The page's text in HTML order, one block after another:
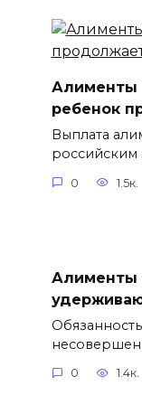
Алименты
ребенок
Выплата
российским
0 1.5к.
Алименты
0 1.4к.